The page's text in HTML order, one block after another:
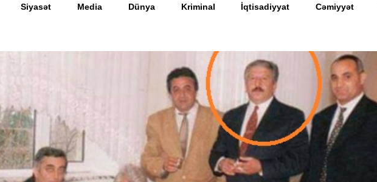
Siyasət Media Dünya Kriminal İqtisadiyyat Cəmiyyət